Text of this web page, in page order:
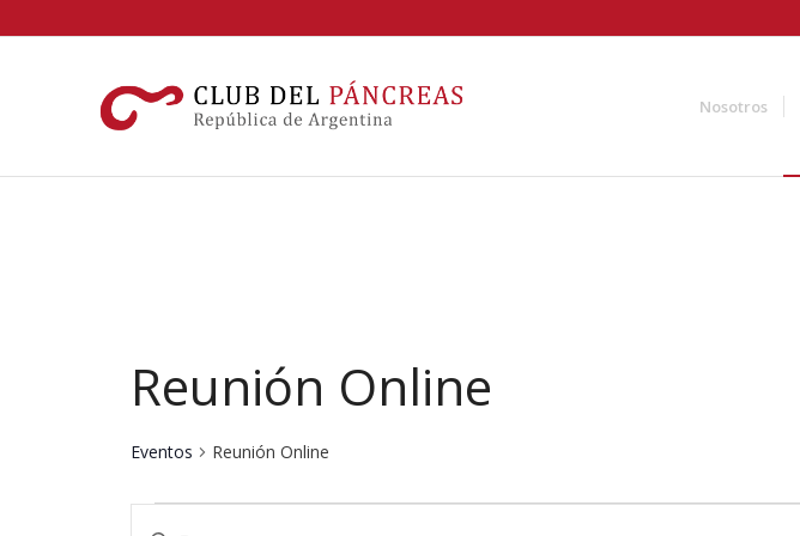
Nosotros
Reunión Online
Eventos Reunión Online
Navegación